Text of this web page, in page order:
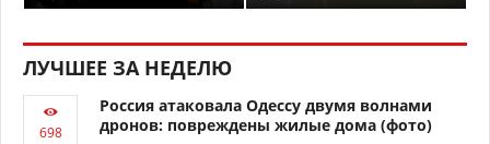
ЛУЧШЕЕ ЗА НЕДЕЛЮ
Россия атаковала Одессу двумя волнами
дронов: повреждены жилые дома (фото)